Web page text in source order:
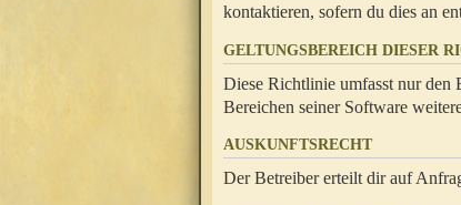
kontaktieren, sofern du dies an
GELTUNGSBEREICH DIESER
Diese Richtlinie umfasst nur den
Bereichen seiner Software
AUSKUNFTSRECHT
Der Betreiber erteilt dir auf